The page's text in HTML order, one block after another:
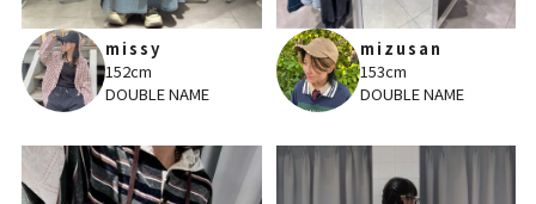
missy
152cm
DOUBLE NAME
mizusan
153cm
DOUBLE NAME